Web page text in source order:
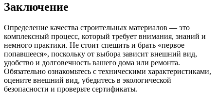
Заключение
Определение качества строительных материалов — это
комплексный процесс, который требует внимания, знаний и
немного практики. Не стоит спешить и брать «первое
попавшееся», поскольку от выбора зависит внешний вид,
удобство и долговечность вашего дома или ремонта.
Обязательно ознакомьтесь с техническими характеристиками,
оцените внешний вид, убедитесь в экологической
безопасности и проверьте сертификаты.